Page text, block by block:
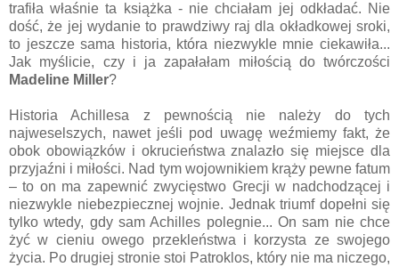
trafiła właśnie ta książka - nie chciałam jej odkładać. Nie
dość, że jej wydanie to prawdziwy raj dla okładkowej sroki,
to jeszcze sama historia, która niezwykle mnie ciekawiła...
Jak myślicie, czy i ja zapałałam miłością do twórczości
Madeline Miller?
Historia Achillesa z pewnością nie należy do tych
najweselszych, nawet jeśli pod uwagę weźmiemy fakt, że
obok obowiązków i okrucieństwa znalazło się miejsce dla
przyjaźni i miłości. Nad tym wojownikiem krąży pewne fatum
– to on ma zapewnić zwycięstwo Grecji w nadchodzącej i
niezwykle niebezpiecznej wojnie. Jednak triumf dopełni się
tylko wtedy, gdy sam Achilles polegnie... On sam nie chce
żyć w cieniu owego przekleństwa i korzysta ze swojego
życia. Po drugiej stronie stoi Patroklos, który nie ma niczego,